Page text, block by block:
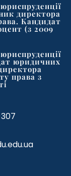
директора
Кандидат
(з 2009
юридичних
права з